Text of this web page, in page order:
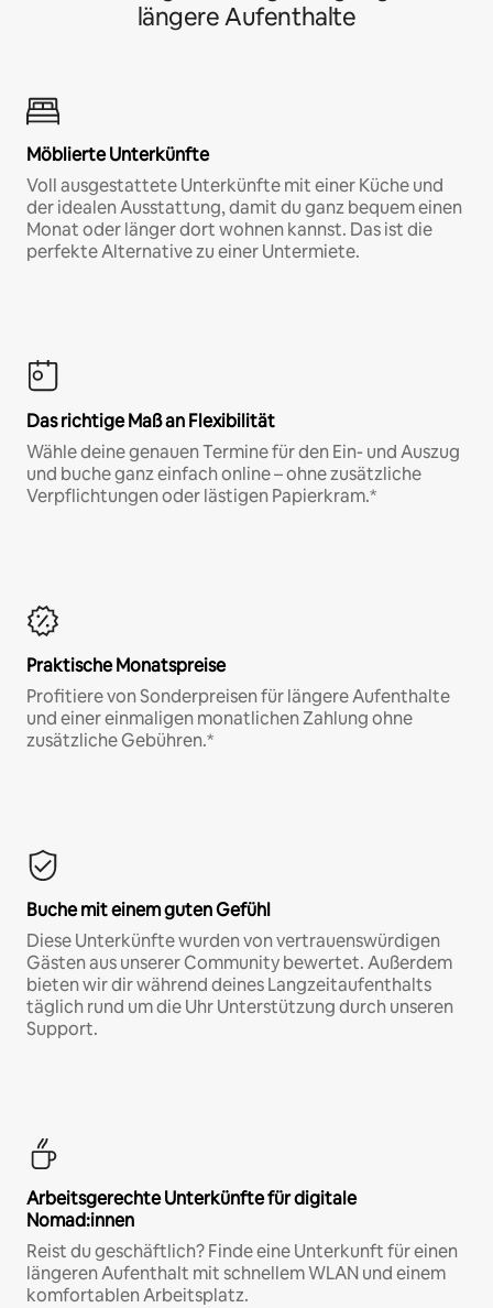
längere Aufenthalte
Möblierte Unterkünfte
Voll ausgestattete Unterkünfte mit einer Küche und
der idealen Ausstattung, damit du ganz bequem einen
Monat oder länger dort wohnen kannst. Das ist die
perfekte Alternative zu einer Untermiete.
Das richtige Maß an Flexibilität
Wähle deine genauen Termine für den Ein- und Auszug
und buche ganz einfach online – ohne zusätzliche
Verpflichtungen oder lästigen Papierkram.*
Praktische Monatspreise
Profitiere von Sonderpreisen für längere Aufenthalte
und einer einmaligen monatlichen Zahlung ohne
zusätzliche Gebühren.*
Buche mit einem guten Gefühl
Diese Unterkünfte wurden von vertrauenswürdigen
Gästen aus unserer Community bewertet. Außerdem
bieten wir dir während deines Langzeitaufenthalts
täglich rund um die Uhr Unterstützung durch unseren
Support.
Arbeitsgerechte Unterkünfte für digitale
Nomad:innen
Reist du geschäftlich? Finde eine Unterkunft für einen
längeren Aufenthalt mit schnellem WLAN und einem
komfortablen Arbeitsplatz.